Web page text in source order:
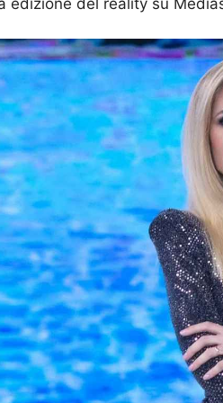
edizione del reality su